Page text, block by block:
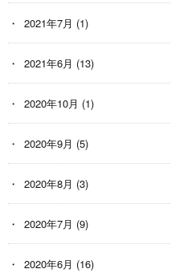
2021年7月 (1)
2021年6月 (13)
2020年10月 (1)
2020年9月 (5)
2020年8月 (3)
2020年7月 (9)
2020年6月 (16)